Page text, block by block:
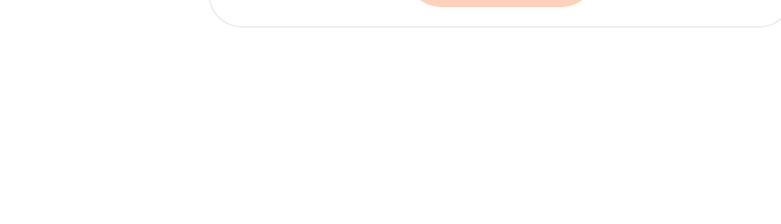
eine bessere Blasenkontrolle. Auch als kompletter Satz von drei